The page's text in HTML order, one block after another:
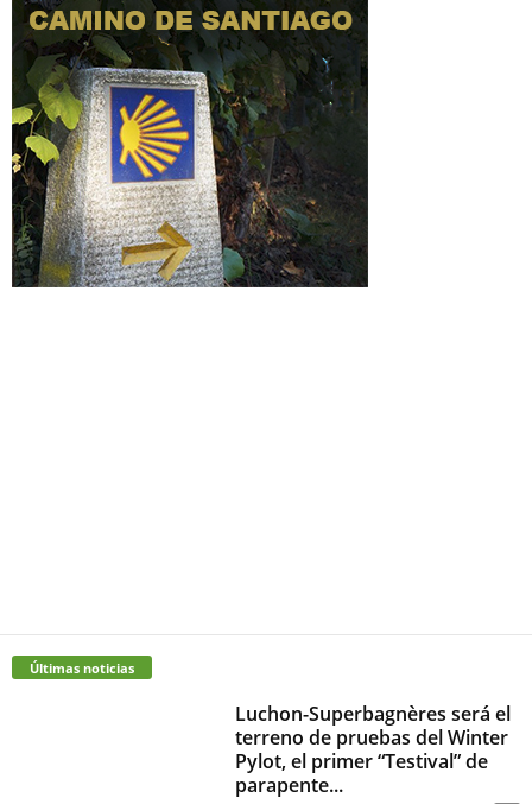
Últimas noticias
Luchon-Superbagnères será el
terreno de pruebas del Winter
Pylot, el primer “Testival” de
parapente...